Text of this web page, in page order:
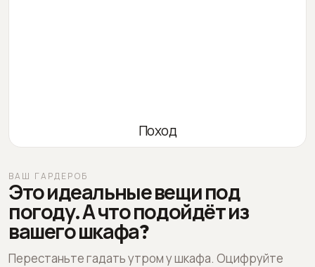
Поход
ВАШ ГАРДЕРОБ
Это идеальные вещи под
погоду. А что подойдёт из
вашего шкафа?
Перестаньте гадать утром у шкафа. Оцифруйте